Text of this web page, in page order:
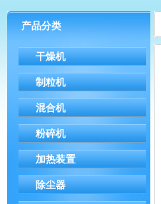
产品分类
干燥机
制粒机
混合机
粉碎机
加热装置
除尘器